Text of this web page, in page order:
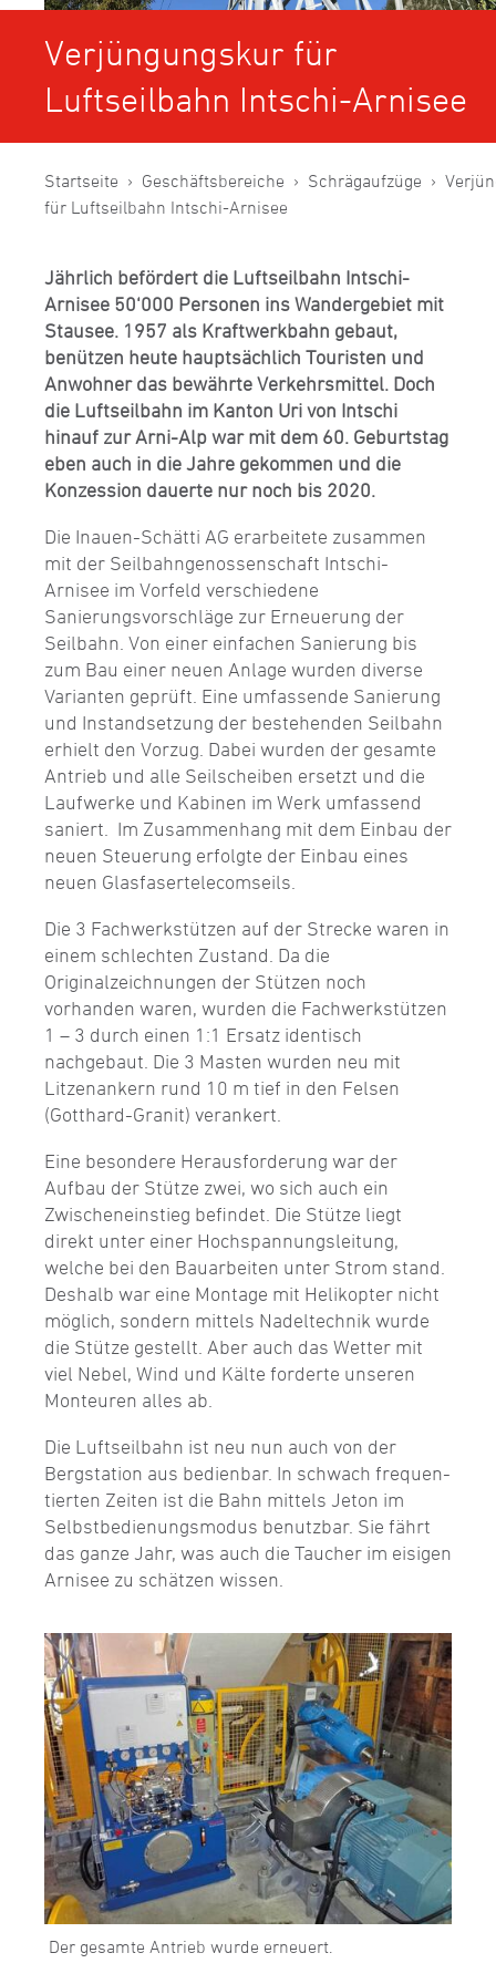
Verjüngungskur für
Luftseilbahn Intschi-Arnisee
Startseite Geschäftsbereiche Schrägaufzüge
für Luftseilbahn Intschi-Arnisee
Jährlich befördert die Luftseilbahn Intschi-
Arnisee 50‘000 Personen ins Wandergebiet mit
Stausee. 1957 als Kraftwerkbahn gebaut,
benützen heute hauptsächlich Touristen und
Anwohner das bewährte Verkehrsmittel. Doch
die Luftseilbahn im Kanton Uri von Intschi
hinauf zur Arni-Alp war mit dem 60. Geburtstag
eben auch in die Jahre gekommen und die
Konzession dauerte nur noch bis 2020.
Die Inauen-Schätti AG erarbeitete zusammen
mit der Seilbahngenossenschaft Intschi-
Arnisee im Vorfeld verschiedene
Sanierungsvorschläge zur Erneuerung der
Seilbahn. Von einer einfachen Sanierung bis
zum Bau einer neuen Anlage wurden diverse
Varianten geprüft. Eine umfassende Sanierung
und Instandsetzung der bestehenden Seilbahn
erhielt den Vorzug. Dabei wurden der gesamte
Antrieb und alle Seilscheiben ersetzt und die
Laufwerke und Kabinen im Werk umfassend
saniert. Im Zusammenhang mit dem Einbau der
neuen Steuerung erfolgte der Einbau eines
neuen Glasfasertelecomseils.
Die 3 Fachwerkstützen auf der Strecke waren in
einem schlechten Zustand. Da die
Originalzeichnungen der Stützen noch
vorhanden waren, wurden die Fachwerkstützen
1 – 3 durch einen 1:1 Ersatz identisch
nachgebaut. Die 3 Masten wurden neu mit
Litzenankern rund 10 m tief in den Felsen
(Gotthard-Granit) verankert.
Eine besondere Herausforderung war der
Aufbau der Stütze zwei, wo sich auch ein
Zwischeneinstieg befindet. Die Stütze liegt
direkt unter einer Hochspannungsleitung,
welche bei den Bauarbeiten unter Strom stand.
Deshalb war eine Montage mit Helikopter nicht
möglich, sondern mittels Nadeltechnik wurde
die Stütze gestellt. Aber auch das Wetter mit
viel Nebel, Wind und Kälte forderte unseren
Monteuren alles ab.
Die Luftseilbahn ist neu nun auch von der
Bergstation aus bedienbar. In schwach frequen­
tierten Zeiten ist die Bahn mittels Jeton im
Selbstbedienungsmodus benutzbar. Sie fährt
das ganze Jahr, was auch die Taucher im eisigen
Arnisee zu schätzen wissen.
Der gesamte Antrieb wurde erneuert.